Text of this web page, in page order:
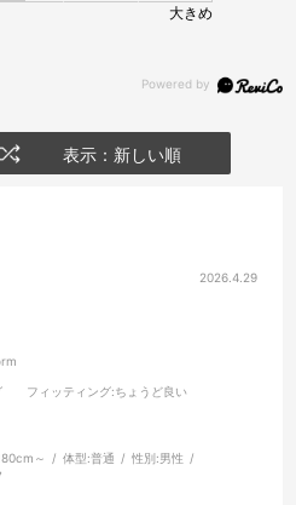
大きめ
表示：新しい順
2026.4.29
フィッティング:ちょうど良い
～ 体型:普通 性別:男性